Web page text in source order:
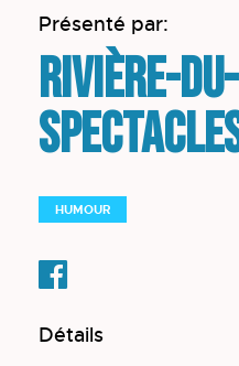
Présenté par:
Rivière-
HUMOUR
Détails